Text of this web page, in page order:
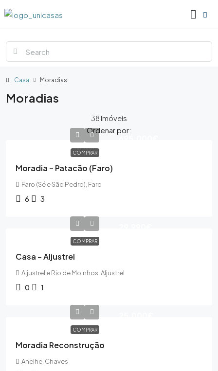
Casa Moradias
Moradias
38 Imóveis
Ordenar por:
COMPRAR
Moradia – Patacão (Faro)
Faro (Sé e São Pedro), Faro
6 3
COMPRAR
Casa – Aljustrel
Aljustrel e Rio de Moinhos, Aljustrel
0 1
COMPRAR
Moradia Reconstrução
Anelhe, Chaves